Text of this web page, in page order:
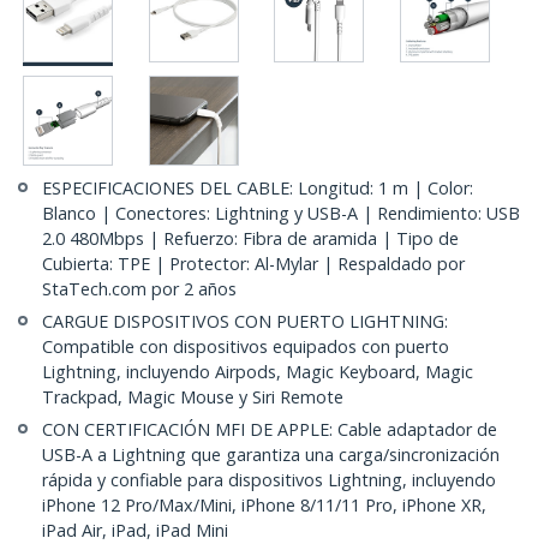
ESPECIFICACIONES DEL CABLE: Longitud: 1 m | Color:
Blanco | Conectores: Lightning y USB-A | Rendimiento: USB
2.0 480Mbps | Refuerzo: Fibra de aramida | Tipo de
Cubierta: TPE | Protector: Al-Mylar | Respaldado por
StaTech.com por 2 años
CARGUE DISPOSITIVOS CON PUERTO LIGHTNING:
Compatible con dispositivos equipados con puerto
Lightning, incluyendo Airpods, Magic Keyboard, Magic
Trackpad, Magic Mouse y Siri Remote
CON CERTIFICACIÓN MFI DE APPLE: Cable adaptador de
USB-A a Lightning que garantiza una carga/sincronización
rápida y confiable para dispositivos Lightning, incluyendo
iPhone 12 Pro/Max/Mini, iPhone 8/11/11 Pro, iPhone XR,
iPad Air, iPad, iPad Mini